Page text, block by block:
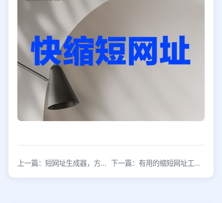
上一篇：短网址生成器，方便快捷免费测试 下一篇：有用的缩短网址工具，便于推广和转化